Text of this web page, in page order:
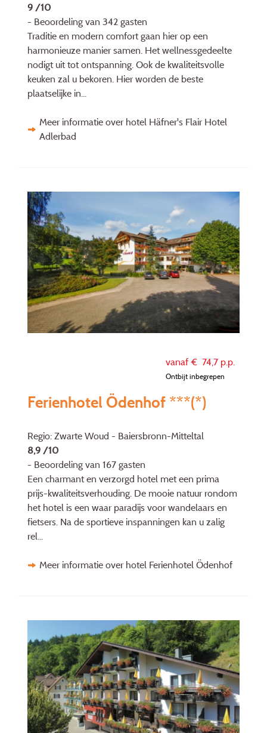
9 /10
- Beoordeling van 342 gasten
Traditie en modern comfort gaan hier op een
harmonieuze manier samen. Het wellnessgedeelte
nodigt uit tot ontspanning. Ook de kwaliteitsvolle
keuken zal u bekoren. Hier worden de beste
plaatselijke in...
Meer informatie over hotel Häfner's Flair Hotel
Adlerbad
vanaf € 74,7 p.p.
Ontbijt inbegrepen
Ferienhotel Ödenhof ***(*)
Regio: Zwarte Woud - Baiersbronn-Mitteltal
8,9 /10
- Beoordeling van 167 gasten
Een charmant en verzorgd hotel met een prima
prijs-kwaliteitsverhouding. De mooie natuur rondom
het hotel is een waar paradijs voor wandelaars en
fietsers. Na de sportieve inspanningen kan u zalig
rel...
Meer informatie over hotel Ferienhotel Ödenhof